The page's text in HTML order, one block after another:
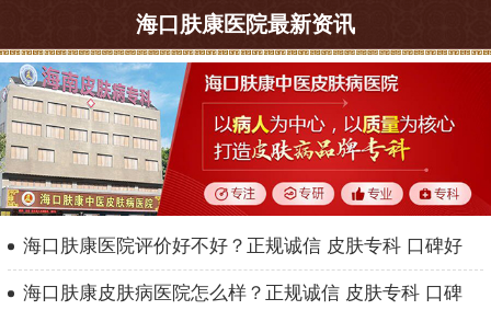
海口肤康医院最新资讯
海口肤康医院评价好不好？正规诚信 皮肤专科 口碑好
海口肤康皮肤病医院怎么样？正规诚信 皮肤专科 口碑